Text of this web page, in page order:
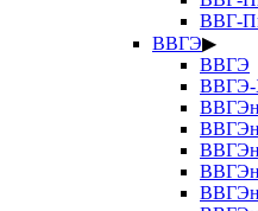
ВВГ-
ВВГЭ▶
ВВГЭ